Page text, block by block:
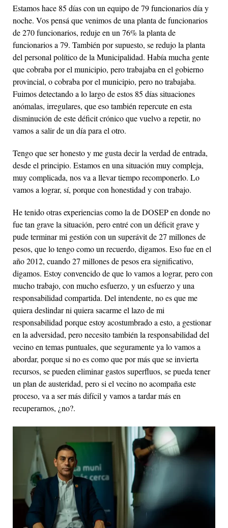
Estamos hace 85 días con un equipo de 79 funcionarios día y
noche. Vos pensá que venimos de una planta de funcionarios
de 270 funcionarios, reduje en un 76% la planta de
funcionarios a 79. También por supuesto, se redujo la planta
del personal político de la Municipalidad. Había mucha gente
que cobraba por el municipio, pero trabajaba en el gobierno
provincial, o cobraba por el municipio, pero no trabajaba.
Fuimos detectando a lo largo de estos 85 días situaciones
anómalas, irregulares, que eso también repercute en esta
disminución de este déficit crónico que vuelvo a repetir, no
vamos a salir de un día para el otro.
Tengo que ser honesto y me gusta decir la verdad de entrada,
desde el principio. Estamos en una situación muy compleja,
muy complicada, nos va a llevar tiempo recomponerlo. Lo
vamos a lograr, sí, porque con honestidad y con trabajo.
He tenido otras experiencias como la de DOSEP en donde no
fue tan grave la situación, pero entré con un déficit grave y
pude terminar mi gestión con un superávit de 27 millones de
pesos, que lo tengo como un recuerdo, digamos. Eso fue en el
año 2012, cuando 27 millones de pesos era significativo,
digamos. Estoy convencido de que lo vamos a lograr, pero con
mucho trabajo, con mucho esfuerzo, y un esfuerzo y una
responsabilidad compartida. Del intendente, no es que me
quiera deslindar ni quiera sacarme el lazo de mi
responsabilidad porque estoy acostumbrado a esto, a gestionar
en la adversidad, pero necesito también la responsabilidad del
vecino en temas puntuales, que seguramente ya lo vamos a
abordar, porque si no es como que por más que se invierta
recursos, se pueden eliminar gastos superfluos, se pueda tener
un plan de austeridad, pero si el vecino no acompaña este
proceso, va a ser más difícil y vamos a tardar más en
recuperarnos, ¿no?.